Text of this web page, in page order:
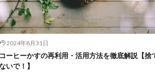
2024年8月31日
コーヒーかすの再利用・活用方法を徹底解説【捨
いで！】